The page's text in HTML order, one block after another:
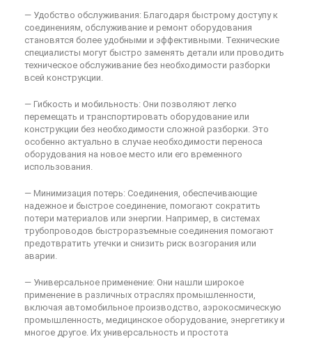
— Удобство обслуживания: Благодаря быстрому доступу к
соединениям, обслуживание и ремонт оборудования
становятся более удобными и эффективными. Технические
специалисты могут быстро заменять детали или проводить
техническое обслуживание без необходимости разборки
всей конструкции.
— Гибкость и мобильность: Они позволяют легко
перемещать и транспортировать оборудование или
конструкции без необходимости сложной разборки. Это
особенно актуально в случае необходимости переноса
оборудования на новое место или его временного
использования.
— Минимизация потерь: Соединения, обеспечивающие
надежное и быстрое соединение, помогают сократить
потери материалов или энергии. Например, в системах
трубопроводов быстроразъемные соединения помогают
предотвратить утечки и снизить риск возгорания или
аварии.
— Универсальное применение: Они нашли широкое
применение в различных отраслях промышленности,
включая автомобильное производство, аэрокосмическую
промышленность, медицинское оборудование, энергетику и
многое другое. Их универсальность и простота